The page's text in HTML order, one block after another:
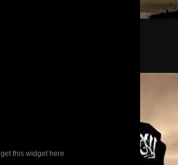
get this widget here